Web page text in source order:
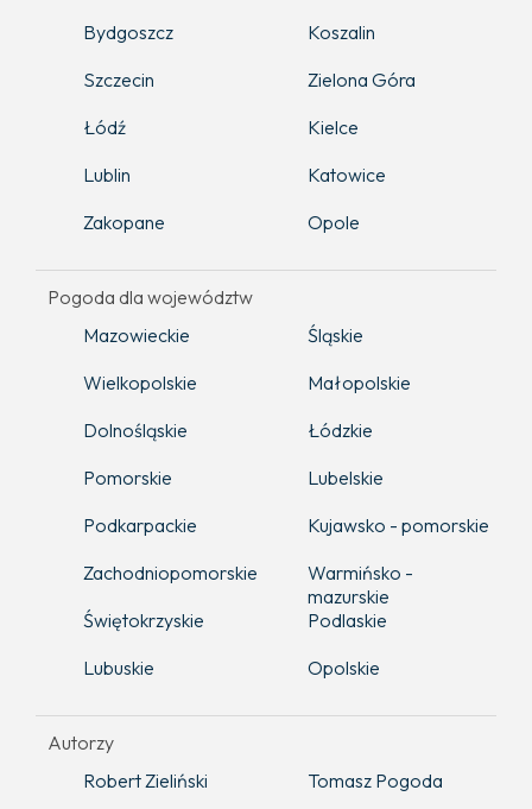
Bydgoszcz
Koszalin
Szczecin
Zielona Góra
Łódź
Kielce
Lublin
Katowice
Zakopane
Opole
Pogoda dla województw
Mazowieckie
Śląskie
Wielkopolskie
Małopolskie
Dolnośląskie
Łódzkie
Pomorskie
Lubelskie
Podkarpackie
Kujawsko - pomorskie
Zachodniopomorskie
Warmińsko -
mazurskie
Świętokrzyskie
Podlaskie
Lubuskie
Opolskie
Autorzy
Robert Zieliński
Tomasz Pogoda